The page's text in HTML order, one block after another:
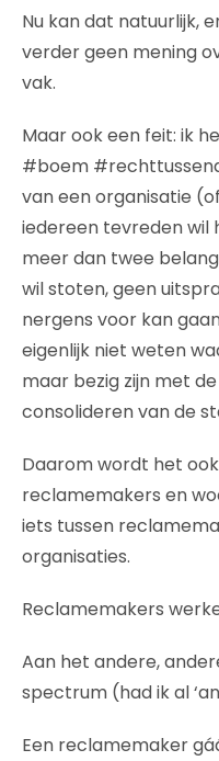
Nu kan dat natuurlijk,
verder geen mening
vak.
Maar ook een feit: ik
#boem
van een organisatie
iedereen tevreden wil
meer dan twee
wil stoten, geen
nergens voor kan
eigenlijk niet weten
maar bezig zijn met
consolideren van de
Daarom wordt het
reclamemakers en
iets tussen
organisaties.
Reclamemakers
Aan het andere,
spectrum (had ik al
Een reclamemaker